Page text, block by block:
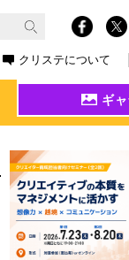
クリステについて
ギ